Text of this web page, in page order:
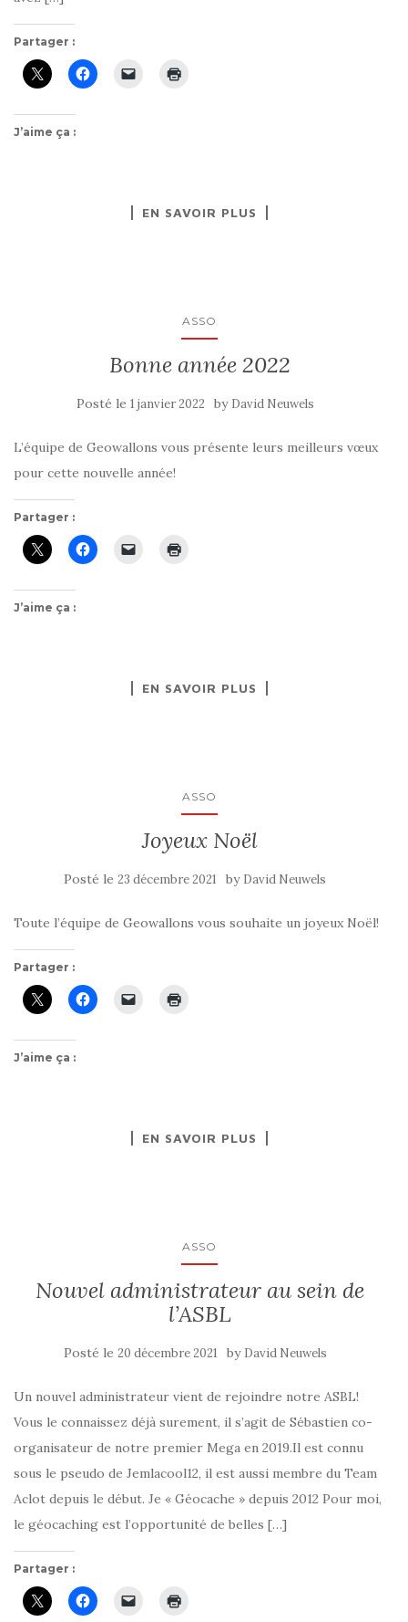
Partager :
J’aime ça :
EN SAVOIR PLUS
ASSO
Bonne année 2022
Posté le 1 janvier 2022 by David Neuwels
L’équipe de Geowallons vous présente leurs meilleurs vœux
pour cette nouvelle année!
Partager :
J’aime ça :
EN SAVOIR PLUS
ASSO
Joyeux Noël
Posté le 23 décembre 2021 by David Neuwels
Toute l’équipe de Geowallons vous souhaite un joyeux Noël!
Partager :
J’aime ça :
EN SAVOIR PLUS
ASSO
Nouvel administrateur au sein de
l’ASBL
Posté le 20 décembre 2021 by David Neuwels
Un nouvel administrateur vient de rejoindre notre ASBL!
Vous le connaissez déjà surement, il s’agit de Sébastien co-
organisateur de notre premier Mega en 2019.Il est connu
sous le pseudo de Jemlacool12, il est aussi membre du Team
Aclot depuis le début. Je « Géocache » depuis 2012 Pour moi,
le géocaching est l’opportunité de belles […]
Partager :